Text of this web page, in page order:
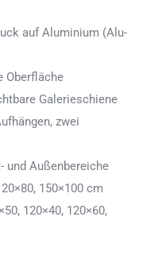
auf Aluminium (Alu-
Oberfläche
Galerieschiene
zwei
und Außenbereiche
150×100 cm
120×40, 120×60,